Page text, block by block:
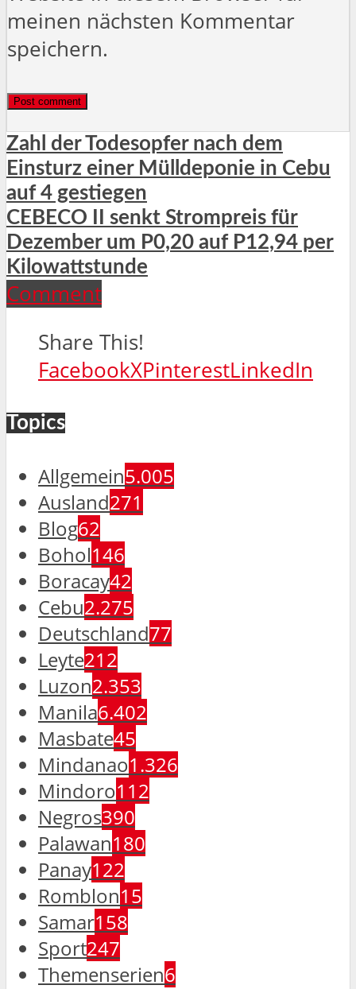
meinen nächsten Kommentar
speichern.
Zahl der Todesopfer nach dem
Einsturz einer Mülldeponie in Cebu
auf 4 gestiegen
CEBECO II senkt Strompreis für
Dezember um P0,20 auf P12,94 per
Kilowattstunde
Comment
Share This!
FacebookXPinterestLinkedIn
Topics
Allgemein5.005
Ausland271
Blog62
Bohol146
Boracay42
Cebu2.275
Deutschland77
Leyte212
Luzon2.353
Manila6.402
Masbate45
Mindanao1.326
Mindoro112
Negros390
Palawan180
Panay122
Romblon15
Samar158
Sport247
Themenserien6